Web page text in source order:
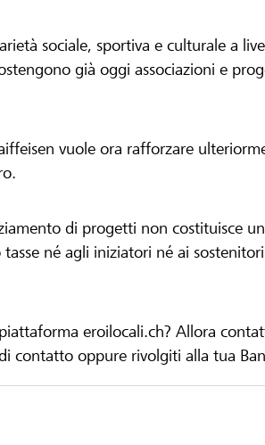
sociale, sportiva e culturale a
già oggi associazioni e
vuole ora rafforzare
di progetti non costituisce
né agli iniziatori né ai
eroilocali.ch? Allora
contatto oppure rivolgiti alla tua